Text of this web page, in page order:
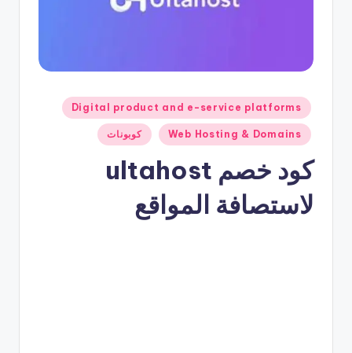
نُشر
في
Digital product and e-service platforms
Web Hosting & Domains كوبونات
كود خصم ultahost
لاستصافة المواقع